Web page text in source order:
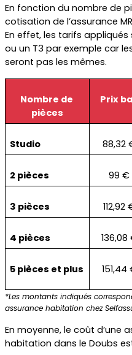
En fonction du nombre de
cotisation de l’assurance
En effet, les tarifs
ou un T3 par exemple car
seront pas les mêmes.
Nombre de
pièces
Prix
Studio 88,32
2 pièces 99 €
3 pièces 112,92
4 pièces 136,08
5 pièces et plus 151,44
*Les montants indiqués
assurance habitation chez
En moyenne, le coût d’une
habitation dans le Doubs